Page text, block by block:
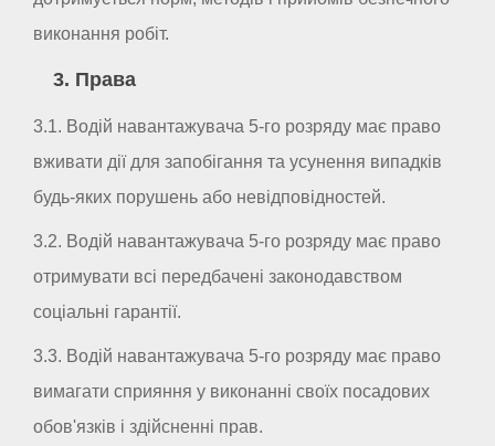
виконання робіт.
3. Права
3.1. Водій навантажувача 5-го розряду має право
вживати дії для запобігання та усунення випадків
будь-яких порушень або невідповідностей.
3.2. Водій навантажувача 5-го розряду має право
отримувати всі передбачені законодавством
соціальні гарантії.
3.3. Водій навантажувача 5-го розряду має право
вимагати сприяння у виконанні своїх посадових
обов'язків і здійсненні прав.